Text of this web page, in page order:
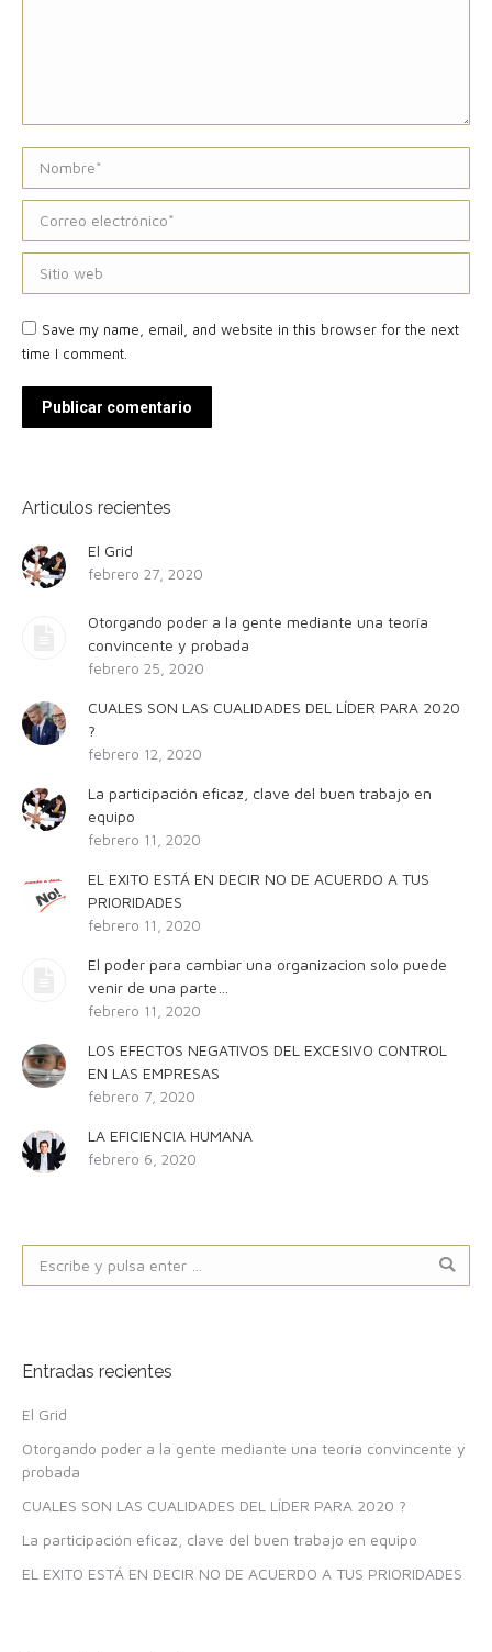
Nombre *
Correo electrónico *
Sitio web
Save my name, email, and website in this browser for the next
time I comment.
Publicar comentario
Articulos recientes
El Grid
febrero 27, 2020
Otorgando poder a la gente mediante una teoría
convincente y probada
febrero 25, 2020
CUALES SON LAS CUALIDADES DEL LÍDER PARA 2020
?
febrero 12, 2020
La participación eficaz, clave del buen trabajo en
equipo
febrero 11, 2020
EL EXITO ESTÁ EN DECIR NO DE ACUERDO A TUS
PRIORIDADES
febrero 11, 2020
El poder para cambiar una organizacion solo puede
venir de una parte…
febrero 11, 2020
LOS EFECTOS NEGATIVOS DEL EXCESIVO CONTROL
EN LAS EMPRESAS
febrero 7, 2020
LA EFICIENCIA HUMANA
febrero 6, 2020
Entradas recientes
El Grid
Otorgando poder a la gente mediante una teoría convincente y
probada
CUALES SON LAS CUALIDADES DEL LÍDER PARA 2020 ?
La participación eficaz, clave del buen trabajo en equipo
EL EXITO ESTÁ EN DECIR NO DE ACUERDO A TUS PRIORIDADES